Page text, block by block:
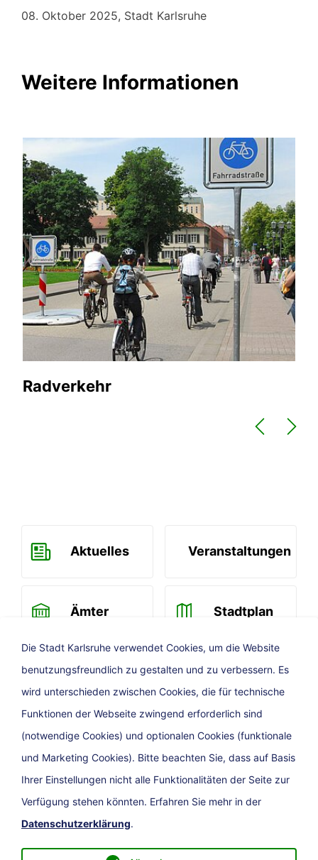
08. Oktober 2025, Stadt Karlsruhe
Weitere Informationen
Radverkehr
Aktuelles Veranstaltungen
Ämter Stadtplan
Newsletter
Presse Impressum
Datenschutz
Kontakt
Die Stadt Karlsruhe verwendet Cookies, um die Website
benutzungsfreundlich zu gestalten und zu verbessern. Es
wird unterschieden zwischen Cookies, die für technische
Funktionen der Webseite zwingend erforderlich sind
(notwendige Cookies) und optionalen Cookies (funktionale
und Marketing Cookies). Bitte beachten Sie, dass auf Basis
Ihrer Einstellungen nicht alle Funktionalitäten der Seite zur
Verfügung stehen könnten. Erfahren Sie mehr in der
Datenschutzerklärung.